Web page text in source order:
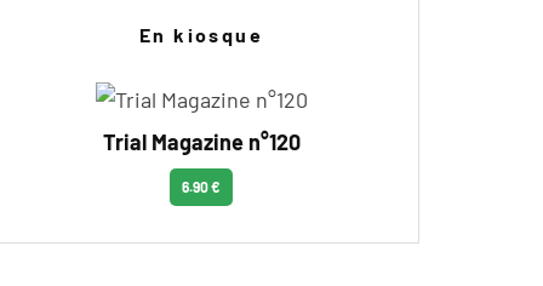
En kiosque
Trial Magazine n°120
6.90 €